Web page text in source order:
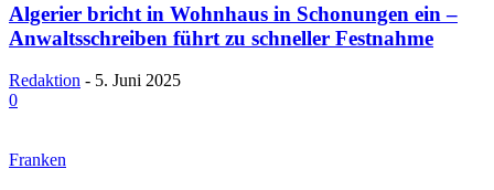
Algerier bricht in Wohnhaus in Schonungen ein –
Anwaltsschreiben führt zu schneller Festnahme
Redaktion - 5. Juni 2025
0
Franken